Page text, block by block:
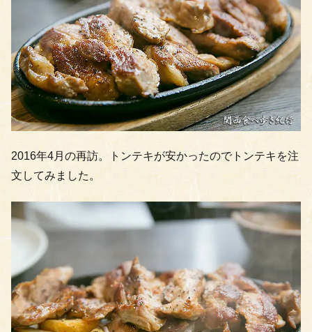
2016年4月の再訪。トンテキが安かったのでトンテキを注
文してみました。